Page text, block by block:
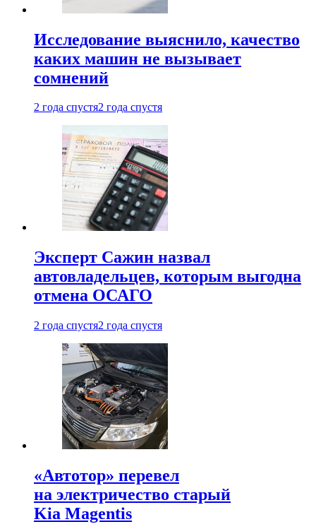
Исследование выяснило, качество
каких машин не вызывает
сомнений
2 года спустя2 года спустя
Эксперт Сажин назвал
автовладельцев, которым выгодна
отмена ОСАГО
2 года спустя2 года спустя
«Автотор» перевел
на электричество старый
Kia Magentis